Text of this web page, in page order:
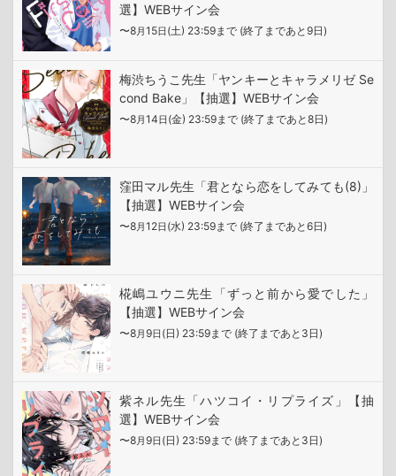
選】WEBサイン会
〜8月 15日 (土) 23:59まで (終了まであと9日)
梅渋ちうこ先生「ヤンキーとキャラメリゼ Se
cond Bake」【抽選】WEBサイン会
〜8月 14 日 (金) 23:59まで (終了まであと8日)
窪田マル先生「君となら恋をしてみても(8)」
【抽選】WEBサイン会
〜8月 12日 (水) 23:59まで (終了まであと6日)
椛嶋ユウニ先生「ずっと前から愛でした」
【抽選】WEBサイン会
〜8月 9日 (日) 23:59まで (終了まであと3日)
紫ネル先生「ハツコイ・リプライズ」【抽
選】WEBサイン会
〜8月 9日 (日) 23:59まで (終了まであと3日)